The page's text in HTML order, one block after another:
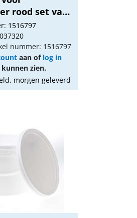
rood set van
1516797
nummer: 1516797
aan of log in
zien.
morgen geleverd